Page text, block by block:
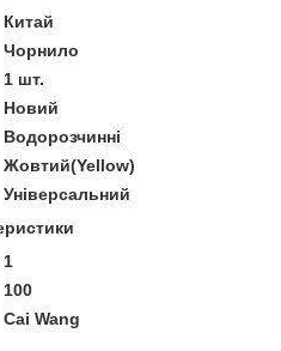
Китай
Чорнило
1 шт.
Новий
Водорозчинні
Жовтий(Yellow)
Універсальний
1
100
Cai Wang